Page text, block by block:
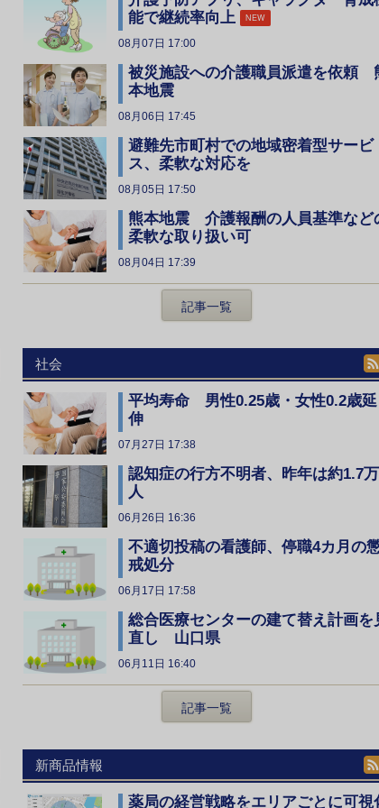
能で継続率向上
NEW
08月07日 17:00
被災施設への介護職員派遣を依頼
本地震
08月06日 17:45
避難先市町村での地域密着型サービ
ス、柔軟な対応を
08月05日 17:50
熊本地震 介護報酬の人員基準など
柔軟な取り扱い可
08月04日 17:39
記事一覧
社会
平均寿命 男性0.25歳・女性0.2歳延
伸
07月27日 17:38
認知症の行方不明者、昨年は約1.7万
人
06月26日 16:36
不適切投稿の看護師、停職4カ月の
戒処分
06月17日 17:58
総合医療センターの建て替え計画を
直し 山口県
06月11日 16:40
記事一覧
新商品情報
薬局の経営戦略をエリアごとに可視